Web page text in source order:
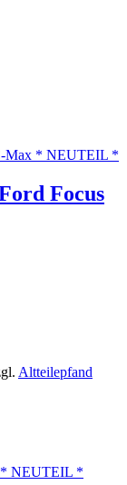
Focus
Altteilepfand